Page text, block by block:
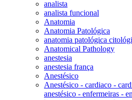
analista
analista funcional
Anatomia
Anatomia Patológica
anatomia patológica
Anatomical Pathology
anestesia
anestesia frança
Anestésico
Anestésico - cardiaco -
anestésico - enfermeiras -